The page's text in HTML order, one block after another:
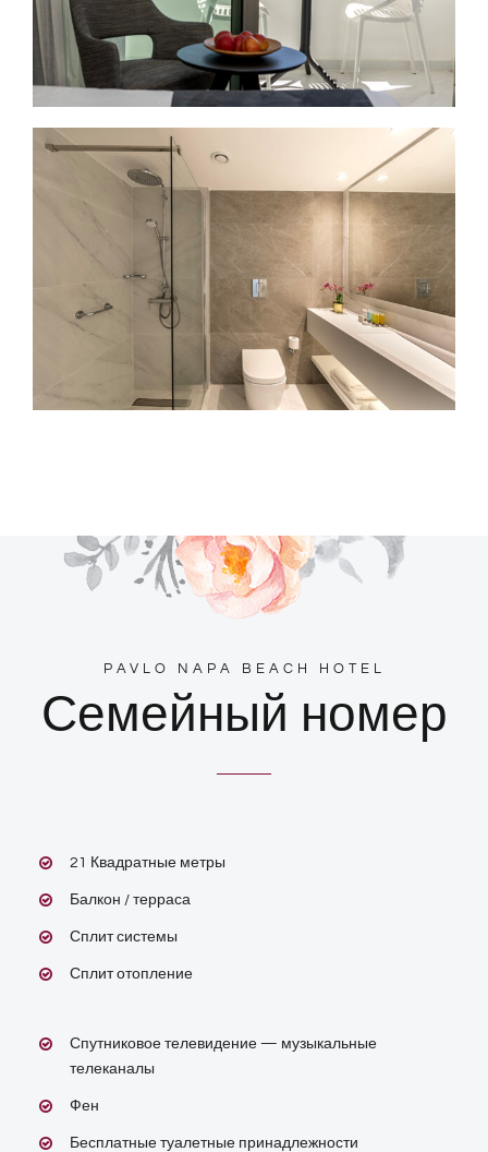
PAVLO NAPA BEACH HOTEL
Семейный номер
21 Квадратные метры
Балкон / терраса
Сплит системы
Сплит отопление
Спутниковое телевидение — музыкальные
телеканалы
Фен
Бесплатные туалетные принадлежности